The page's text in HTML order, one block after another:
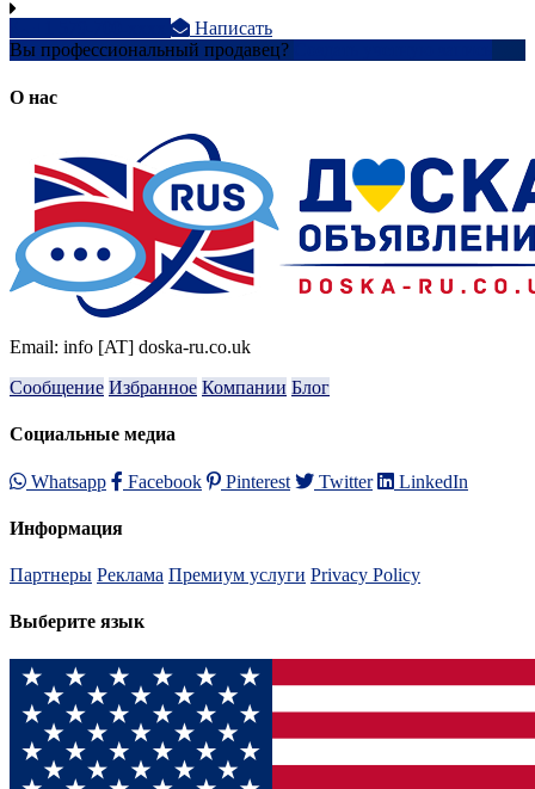
Написать
Вы профессиональный продавец?
О нас
Email: info [AT] doska-ru.co.uk
Сообщение Избранное Компании Блог
Социальные медиа
Whatsapp Facebook Pinterest Twitter LinkedIn
Информация
Партнеры Реклама Премиум услуги Privacy Policy
Выберите язык